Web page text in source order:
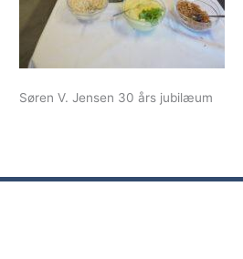
Søren V. Jensen 30 års jubilæum